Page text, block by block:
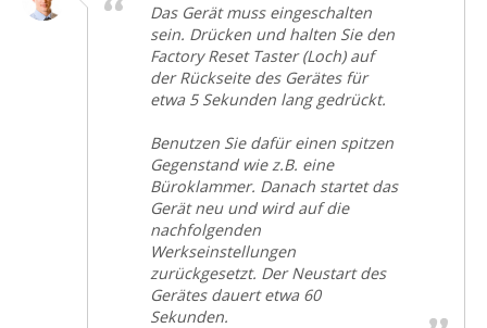
Das Gerät muss eingeschalten
sein. Drücken und halten Sie den
Factory Reset Taster (Loch) auf
der Rückseite des Gerätes für
etwa 5 Sekunden lang gedrückt.
Benutzen Sie dafür einen spitzen
Gegenstand wie z.B. eine
Büroklammer. Danach startet das
Gerät neu und wird auf die
nachfolgenden
Werkseinstellungen
zurückgesetzt. Der Neustart des
Gerätes dauert etwa 60
Sekunden.